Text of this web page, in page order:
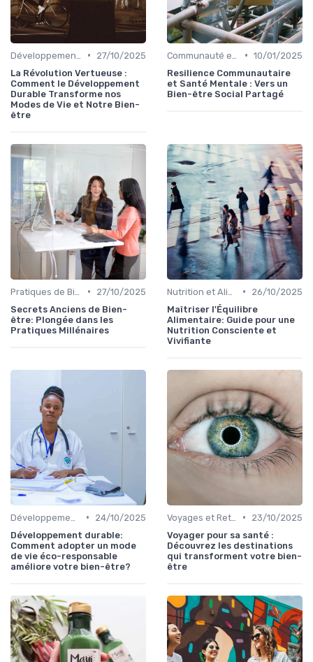
•
27/10/2025
La Révolution Vertueuse :
Comment le Développement
Durable Transforme nos
Modes de Vie et Notre Bien-
être
• 10/01/2025
Resilience Communautaire
et Santé Mentale : Vers un
Bien-être Social Partagé
•
27/10/2025
Secrets Anciens de Bien-
être: Plongée dans les
Pratiques Millénaires
•
26/10/2025
Maîtriser l'Équilibre
Alimentaire: Guide pour une
Nutrition Consciente et
Vivifiante
•
24/10/2025
Développement durable:
Comment adopter un mode
de vie éco-responsable
améliore votre bien-être?
•
23/10/2025
Voyager pour sa santé :
Découvrez les destinations
qui transforment votre bien-
être